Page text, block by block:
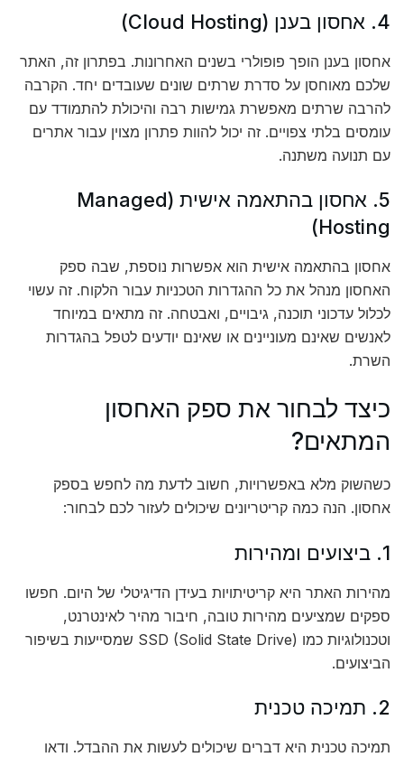
4. אחסון בענן (Cloud Hosting)
אחסון בענן הופך פופולרי בשנים האחרונות. בפתרון זה, האתר
שלכם מאוחסן על סדרת שרתים שונים שעובדים יחד. הקרבה
להרבה שרתים מאפשרת גמישות רבה והיכולת להתמודד עם
עומסים בלתי צפויים. זה יכול להוות פתרון מצוין עבור אתרים
עם תנועה משתנה.
5. אחסון בהתאמה אישית (Managed
Hosting)
אחסון בהתאמה אישית הוא אפשרות נוספת, שבה ספק
האחסון מנהל את כל ההגדרות הטכניות עבור הלקוח. זה עשוי
לכלול עדכוני תוכנה, גיבויים, ואבטחה. זה מתאים במיוחד
לאנשים שאינם מעוניינים או שאינם יודעים לטפל בהגדרות
השרת.
כיצד לבחור את ספק האחסון
המתאים?
כשהשוק מלא באפשרויות, חשוב לדעת מה לחפש בספק
אחסון. הנה כמה קריטריונים שיכולים לעזור לכם לבחור:
1. ביצועים ומהירות
מהירות האתר היא קריטיתויות בעידן הדיגיטלי של היום. חפשו
ספקים שמציעים מהירות טובה, חיבור מהיר לאינטרנט,
וטכנולוגיות כמו SSD (Solid State Drive) שמסייעות בשיפור
הביצועים.
2. תמיכה טכנית
תמיכה טכנית היא דברים שיכולים לעשות את ההבדל. ודאו